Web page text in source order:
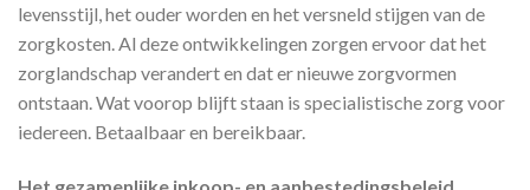
levensstijl, het ouder worden en het versneld stijgen van de
zorgkosten. Al deze ontwikkelingen zorgen ervoor dat het
zorglandschap verandert en dat er nieuwe zorgvormen
ontstaan. Wat voorop blijft staan is specialistische zorg voor
iedereen. Betaalbaar en bereikbaar.
Het gezamenlijke inkoop- en aanbestedingsbeleid